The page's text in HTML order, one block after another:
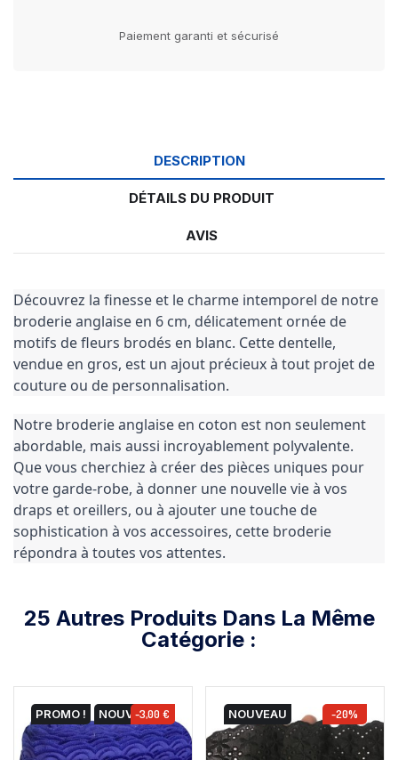
Paiement garanti et sécurisé
DESCRIPTION
DÉTAILS DU PRODUIT
AVIS
Découvrez la finesse et le charme intemporel de notre
broderie anglaise en 6 cm, délicatement ornée de
motifs de fleurs brodés en blanc. Cette dentelle,
vendue en gros, est un ajout précieux à tout projet de
couture ou de personnalisation.
Notre broderie anglaise en coton est non seulement
abordable, mais aussi incroyablement polyvalente.
Que vous cherchiez à créer des pièces uniques pour
votre garde-robe, à donner une nouvelle vie à vos
draps et oreillers, ou à ajouter une touche de
sophistication à vos accessoires, cette broderie
répondra à toutes vos attentes.
25 Autres Produits Dans La Même
Catégorie :
PROMO ! NOUVEAU
-3,00 € NOUVEAU -20%